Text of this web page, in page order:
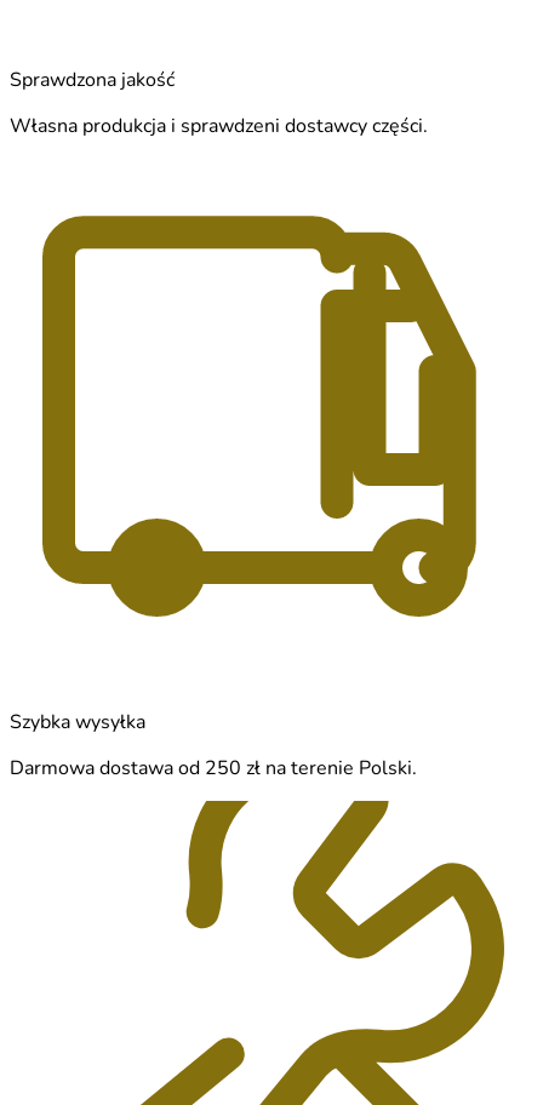
Sprawdzona jakość
Własna produkcja i sprawdzeni dostawcy części.
Szybka wysyłka
Darmowa dostawa od 250 zł na terenie Polski.